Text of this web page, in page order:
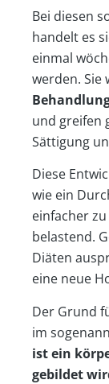
Bei diesen
handelt es
einmal
werden. Sie
und greifen
Sättigung
Diese
wie ein
einfacher
belastend.
Diäten
eine neue
Der Grund
im
ist ein
gebildet